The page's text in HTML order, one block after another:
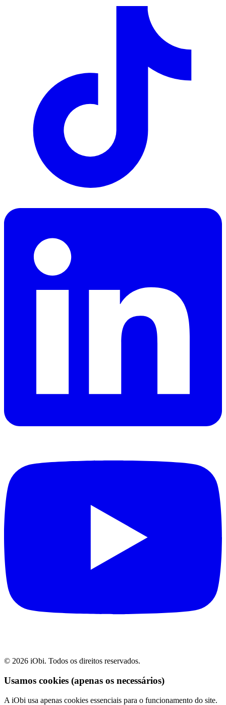
© 2026 iObi. Todos os direitos reservados.
Usamos cookies (apenas os necessários)
A iObi usa apenas cookies essenciais para o funcionamento do site.